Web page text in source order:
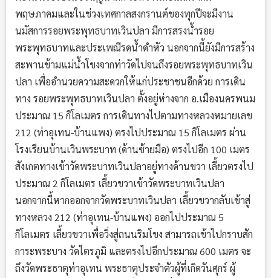
พฤษภาคมและในช่วงเทศกาลสงกรานต์ของทุกปีจะมีงาน
นมัสการรอยพระพุทธบาทเวินปลา มีการสรงน้ำรอย
พระพุทธบาทและประเพณีรดน้ำดำหัว นอกจากนี้ยังมีการสร้าง
สะพานข้ามแม่น้ำโขงจากท่าวัดไปจนถึงรอยพระพุทธบาทเวิน
ปลา เพื่ออำนวยความสะดวกให้แก่ประชาชนอีกด้วย การเดิน
ทาง รอยพระพุทธบาทเวินปลา ตั้งอยู่ห่างจาก อ.เมืองนครพนม
ประมาณ 15 กิโลเมตร การเดินทางไปตามทางหลวงหมายเลข
212 (ท่าอุเทน-บ้านแพง) ตรงไปประมาณ 15 กิโลเมตร ผ่าน
โรงเรียนบ้านเวินพระบาท (ด้านซ้ายมือ) ตรงไปอีก 100 เมตร
สังเกตทางเข้าวัดพระบาทเวินปลาอยู่ทางด้านขวา เลี้ยวตรงไป
ประมาณ 2 กิโลเมตร เลี้ยวขวาเข้าวัดพระบาทเวินปลา
นอกจากนี้หากออกจากวัดพระบาทเวินปลา เลี้ยวขวากลับเข้าสู่
ทางหลวง 212 (ท่าอุเทน-บ้านแพง) ออกไปประมาณ 5
กิโลเมตร เลี้ยวขวาเพื่อวิ่งสู่ถนนริมโขง สามารถเข้าไปกราบสัก
การะพระบาง วัดไตรภูมิ และตรงไปอีกประมาณ 600 เมตร จะ
ถึงวัดพระธาตุท่าอุเทน พระธาตุประจำตัวผู้ที่เกิดวันศุกร์ ผู้